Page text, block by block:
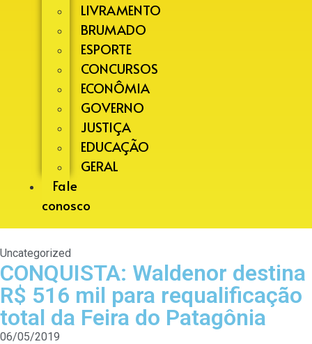
LIVRAMENTO
BRUMADO
ESPORTE
CONCURSOS
ECONÔMIA
GOVERNO
JUSTIÇA
EDUCAÇÃO
GERAL
Fale
conosco
Uncategorized
CONQUISTA: Waldenor destina
R$ 516 mil para requalificação
total da Feira do Patagônia
06/05/2019